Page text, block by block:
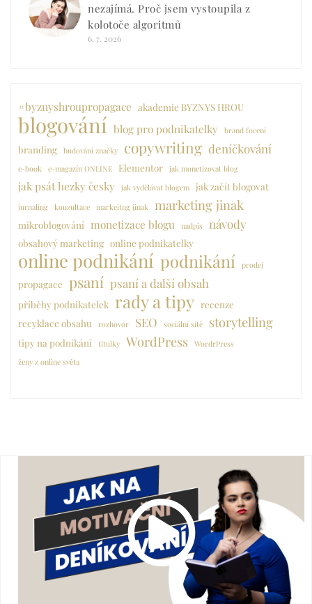
nezajímá. Proč jsem vystoupila z
kolotoče algoritmů
6. 7. 2026
#byznyshroupropagace akademie BYZNYS HROU
blogování blog pro podnikatelky brand focení
branding budování značky copywriting deníčkování
e-book e-magazín ONLINE Elementor jak monetizovat blog
jak psát hezky česky jak vydělávat blogem jak začít blogovat
jurnaling kouzultace markeitng jinak marketing jinak
mikroblogování monetizace blogu nadpis návody
obsahový marketing online podnikatelky
online podnikání podnikání prodej
propagace psaní psaní a další obsah
příběhy podnikatelek rady a tipy recenze
recyklace obsahu
rozhovor SEO sociální sítě storytelling
tipy na podnikání titulky WordPress WordrPress
ženy z online světa